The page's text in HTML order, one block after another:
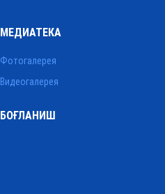
МЕДИАТЕКА
Фотогалерея
Видеогалерея
БОҒЛАНИШ